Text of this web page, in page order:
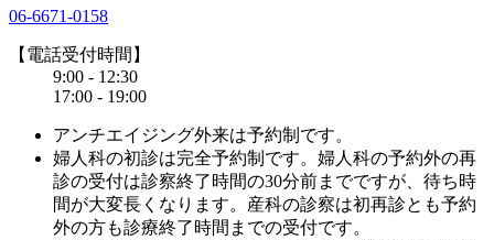
06-6671-0158
【電話受付時間】
9:00 - 12:30
17:00 - 19:00
アンチエイジング外来は予約制です。
婦人科の初診は完全予約制です。婦人科の予約外の再
診の受付は診察終了時間の30分前までですが、待ち時
間が大変長くなります。産科の診察は初再診とも予約
外の方も診療終了時間までの受付です。